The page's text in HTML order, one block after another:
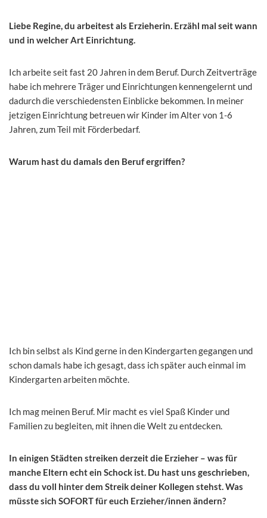
Liebe Regine, du arbeitest als Erzieherin. Erzähl mal seit wann
und in welcher Art Einrichtung.
Ich arbeite seit fast 20 Jahren in dem Beruf. Durch Zeitverträge
habe ich mehrere Träger und Einrichtungen kennengelernt und
dadurch die verschiedensten Einblicke bekommen. In meiner
jetzigen Einrichtung betreuen wir Kinder im Alter von 1-6
Jahren, zum Teil mit Förderbedarf.
Warum hast du damals den Beruf ergriffen?
Ich bin selbst als Kind gerne in den Kindergarten gegangen und
schon damals habe ich gesagt, dass ich später auch einmal im
Kindergarten arbeiten möchte.
Ich mag meinen Beruf. Mir macht es viel Spaß Kinder und
Familien zu begleiten, mit ihnen die Welt zu entdecken.
In einigen Städten streiken derzeit die Erzieher – was für
manche Eltern echt ein Schock ist. Du hast uns geschrieben,
dass du voll hinter dem Streik deiner Kollegen stehst. Was
müsste sich SOFORT für euch Erzieher/innen ändern?